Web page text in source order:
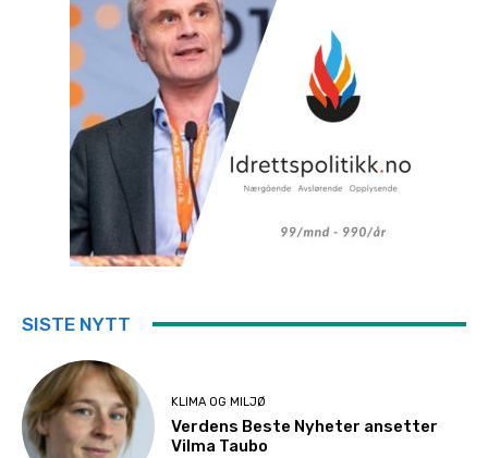
SISTE NYTT
KLIMA OG MILJØ
Verdens Beste Nyheter ansetter
Vilma Taubo